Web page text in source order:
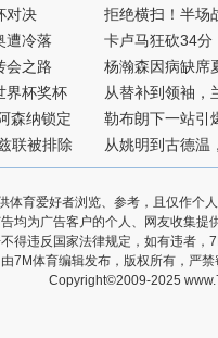
对决
遭冷落
会之路
界杯奖杯
森纳锁定
联被排除
拒绝横扫！半场
卡卢马狂砍34分
杨瀚森因病缺席
从替补到领袖，
勒布朗下一站引
从姚明到古德温
体育爱好者浏览、参考，且仅作个
均为广告客户的个人、网友收集
得违反国家法律规定，如有违者
7M体育编辑发布，版权所有，严
Copyright©2009-2025